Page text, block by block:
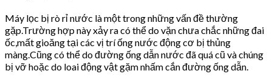
Máy lọc bị rò rỉ nước là một trong những vấn đề thường
gặp.Trường hợp này xảy ra có thể do vặn chưa chắc những đai
ốc,mất gioăng tại các vị trí ống nước động cơ bị thủng
màng.Cũng có thể do đường ống dẫn nước đã quá cũ và chúng
bị vỡ hoặc do loai động vật gặm nhấm cắn đường ống dẫn.